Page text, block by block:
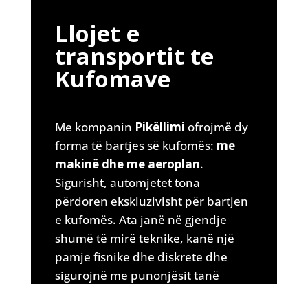
Llojet e
transportit te
Kufomave
Me kompanin Pikëllimi ofrojmë dy
forma të bartjes së kufomës: me
makinë dhe me aeroplan.
Sigurisht, automjetet tona
përdoren ekskluzivisht për bartjen
e kufomës. Ata janë në gjendje
shumë të mirë teknike, kanë një
pamje fisnike dhe diskrete dhe
sigurojnë me punonjësit tanë